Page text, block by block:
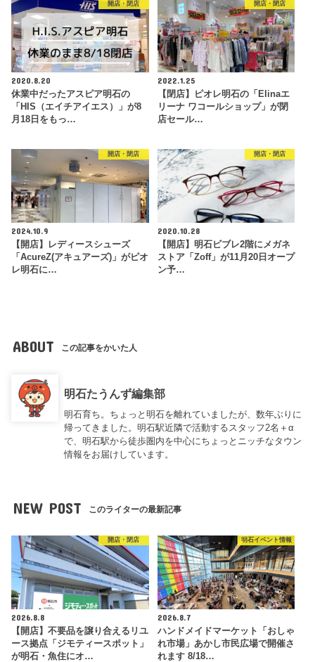
開店・閉店
2020.8.20
休業中だったアスピア明石の
「HIS（エイチアイエス）」が8
月18日をもっ…
開店・閉店
2022.1.25
【閉店】ピオレ明石の「Elinaエ
リーナ ワコールショップ」が閉
店セール…
開店・閉店
2024.10.9
【開店】レディースシューズ
「AcureZ(アキュアーズ)」がピオ
レ明石に…
開店・閉店
2020.10.28
【開店】明石ビブレ2階にメガネ
ストア「Zoff」が11月20日オープ
ン予…
ABOUT この記事をかいた人
明石たうんず編集部
明石育ち。ちょっと明石を離れていましたが、数年ぶりに
帰ってきました。明石駅近隣で活動するスタッフ2名＋α
で、明石駅から徒歩圏内を中心にちょっとニッチなタウン
情報をお届けしています。
NEW POST このライターの最新記事
開店・閉店
2026.8.8
【開店】不要品を譲り合えるリユ
ース拠点「ジモティースポット」
が明石・魚住にオ…
明石イベント情報
2026.8.7
ハンドメイドマーケット「おしゃ
れ市場」あかし市民広場で開催さ
れます 8/18…